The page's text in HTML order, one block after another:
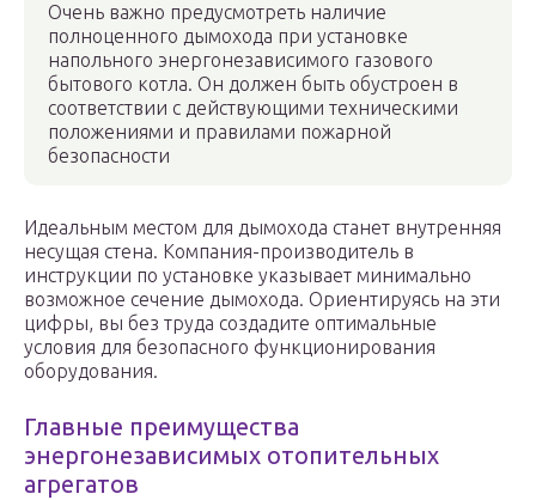
Очень важно предусмотреть наличие
полноценного дымохода при установке
напольного энергонезависимого газового
бытового котла. Он должен быть обустроен в
соответствии с действующими техническими
положениями и правилами пожарной
безопасности
Идеальным местом для дымохода станет внутренняя
несущая стена. Компания-производитель в
инструкции по установке указывает минимально
возможное сечение дымохода. Ориентируясь на эти
цифры, вы без труда создадите оптимальные
условия для безопасного функционирования
оборудования.
Главные преимущества
энергонезависимых отопительных
агрегатов